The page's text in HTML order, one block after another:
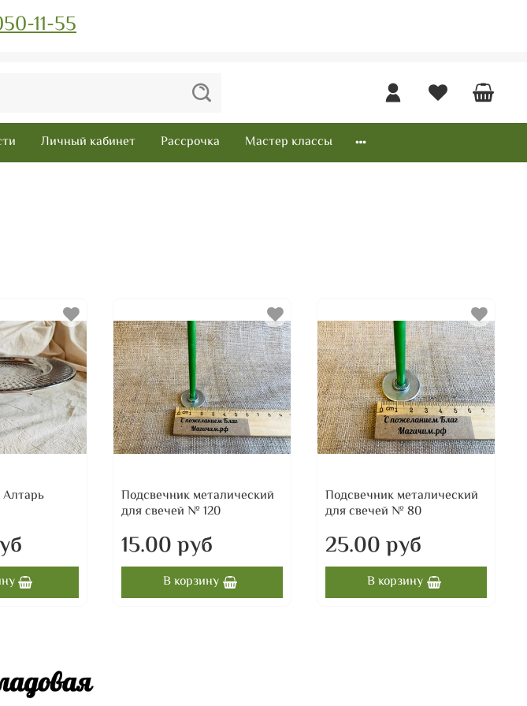
11-55
Личный кабинет Рассрочка Мастер классы
Подсвечник металический
для свечей № 120
15.00 руб
В корзину
Подсвечник металический
для свечей № 80
25.00 руб
В корзину